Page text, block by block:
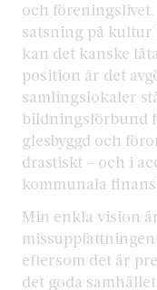
och föreningslivet.
satsning på kultur
kan det kanske
position är det
samlingslokaler
bildningsförbund
glesbyggd och
drastiskt – och i
kommunala
Min enkla vision
eftersom det är
det goda